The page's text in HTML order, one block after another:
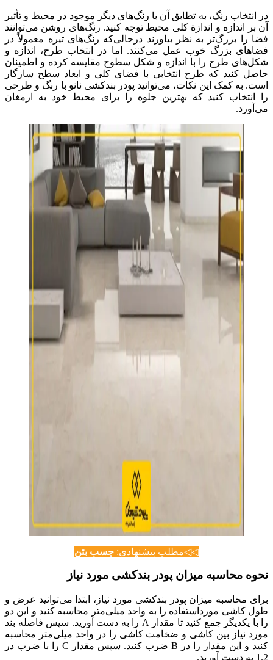
در انتخاب رنگ، به تطابق آن با رنگ‌های دیگر موجود در محیط و تأثیر
آن بر اندازه و اندازة کلی محیط توجه کنید. رنگ‌های روشن می‌توانند
فضا را بزرگ‌تر به نظر بیاورند درحالی‌که رنگ‌های تیره معمولاً در
فضاهای بزرگ خوب عمل می‌کنند. اما در انتخاب طرح، اندازه و
شکل‌های طرح را با اندازه و شکل سطوح مقایسه کرده و اطمینان
حاصل کنید که طرح انتخابی با فضای کلی و ابعاد سطح سازگار
است. به کمک این نکات، می‌توانید پودر بندکشی نانو با رنگ و طرحی
را انتخاب کنید که بهترین جلوه را برای محیط خود به ارمغان
می‌آورد.
◁◁مطلب پیشنهادی: چسب بتن
نحوه محاسبه میزان پودر بندکشی مورد نیاز
برای محاسبه میزان پودر بندکشی مورد نیاز، ابتدا می‌توانید عرض و
طول کاشی مورداستفاده را به واحد میلی‌متر محاسبه کنید و این دو
را با یکدیگر جمع کنید تا مقدار A را به دست آورید. سپس فاصله بند
مورد نیاز بین کاشی و ضخامت کاشی را در واحد میلی‌متر محاسبه
کنید و این مقدار را در B ضرب کنید. سپس مقدار C را با ضرب در
1.2 به دست آورید.